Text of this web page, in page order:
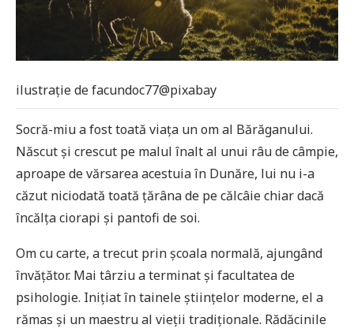
ilustrație de facundoc77@pixabay
Socră-miu a fost toată viața un om al Bărăganului.
Născut și crescut pe malul înalt al unui râu de câmpie,
aproape de vărsarea acestuia în Dunăre, lui nu i-a
căzut niciodată toată țărâna de pe călcâie chiar dacă
încălța ciorapi și pantofi de soi.
Om cu carte, a trecut prin școala normală, ajungând
învățător. Mai târziu a terminat și facultatea de
psihologie. Inițiat în tainele științelor moderne, el a
rămas și un maestru al vieții tradiționale. Rădăcinile